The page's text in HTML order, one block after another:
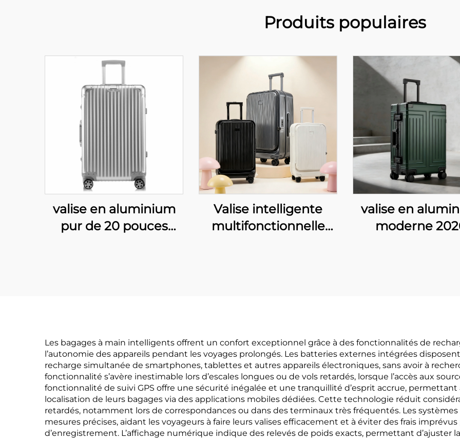
Produits populaires
valise en aluminium
pur de 20 pouces
Valise intelligente
multifonctionnelle
latéral,
embarquement
valise en
moderne
métallique
Les bagages à main intelligents offrent un confort exceptionnel grâce à des fonctionnalités de
l’autonomie des appareils pendant les voyages prolongés. Les batteries externes intégrées
recharge simultanée de smartphones, tablettes et autres appareils électroniques, sans avoir à
fonctionnalité s’avère inestimable lors d’escales longues ou de vols retardés, lorsque l’accès aux
fonctionnalité de suivi GPS offre une sécurité inégalée et une tranquillité d’esprit accrue,
localisation de leurs bagages via des applications mobiles dédiées. Cette technologie réduit
retardés, notamment lors de correspondances ou dans des terminaux très fréquentés. Les
mesures précises, aidant les voyageurs à faire leurs valises efficacement et à éviter des frais
d’enregistrement. L’affichage numérique indique des relevés de poids exacts, permettant d’ajuster